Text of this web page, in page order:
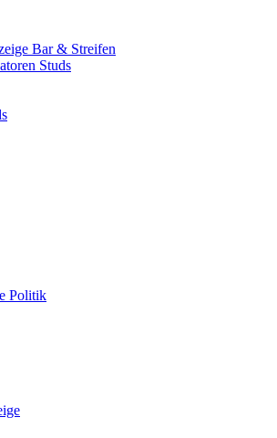
Bar & Streifen
Studs
Politik